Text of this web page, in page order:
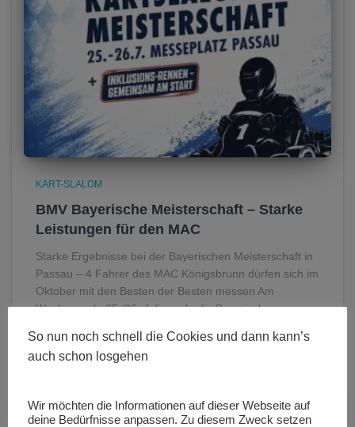
KART-SLALOM
BMV Bayerische Meisterschaft – Starke
Leistungen für den MAC
Starke Ergebnisse bei der Bayerischen Meisterschaft in
Passau – 4 Fahrer des MAC Königsbrunn dürfen sich im
Oktober mit den Besten der Besten messen Am
Wochenende 25./26. Juli wurde die Bayerische
So nun noch schnell die Cookies und dann kann’s
auch schon losgehen
Wir möchten die Informationen auf dieser Webseite auf
deine Bedürfnisse anpassen. Zu diesem Zweck setzen